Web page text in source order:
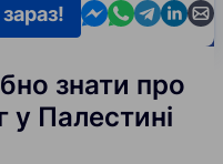
Contact us in
Contact us
Contact
знати про
у Палестині